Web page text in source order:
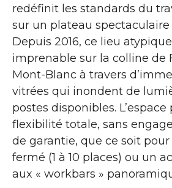
redéfinit les standards du
sur un plateau spectaculaire
Depuis 2016, ce lieu
imprenable sur la colline de
Mont-Blanc à travers
vitrées qui inondent de
postes disponibles.
flexibilité totale, sans
de garantie, que ce soit
fermé (1 à 10 places) ou un
aux « workbars »